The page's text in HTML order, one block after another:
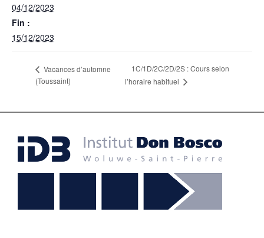
04/12/2023
Fin :
15/12/2023
Vacances d’automne
(Toussaint)
1C/1D/2C/2D/2S : Cours selon
l’horaire habituel